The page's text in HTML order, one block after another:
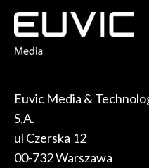
Euvic Media &
S.A.
ul Czerska 12
00-732 Warszawa